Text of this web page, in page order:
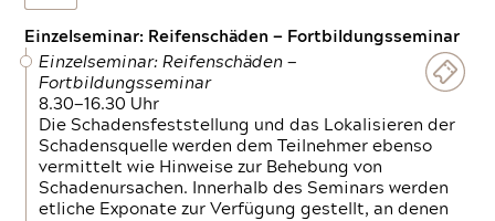
Einzelseminar: Reifenschäden — Fortbildungsseminar
Einzelseminar: Reifenschäden —
Fortbildungsseminar
8.30—16.30 Uhr
Die Schadensfeststellung und das Lokalisieren der
Schadensquelle werden dem Teilnehmer ebenso
vermittelt wie Hinweise zur Behebung von
Schadenursachen. Innerhalb des Seminars werden
etliche Exponate zur Verfügung gestellt, an denen